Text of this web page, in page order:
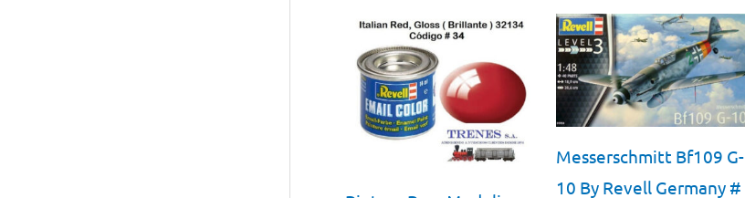
Messerschmitt Bf109 G-
10 By Revell Germany #